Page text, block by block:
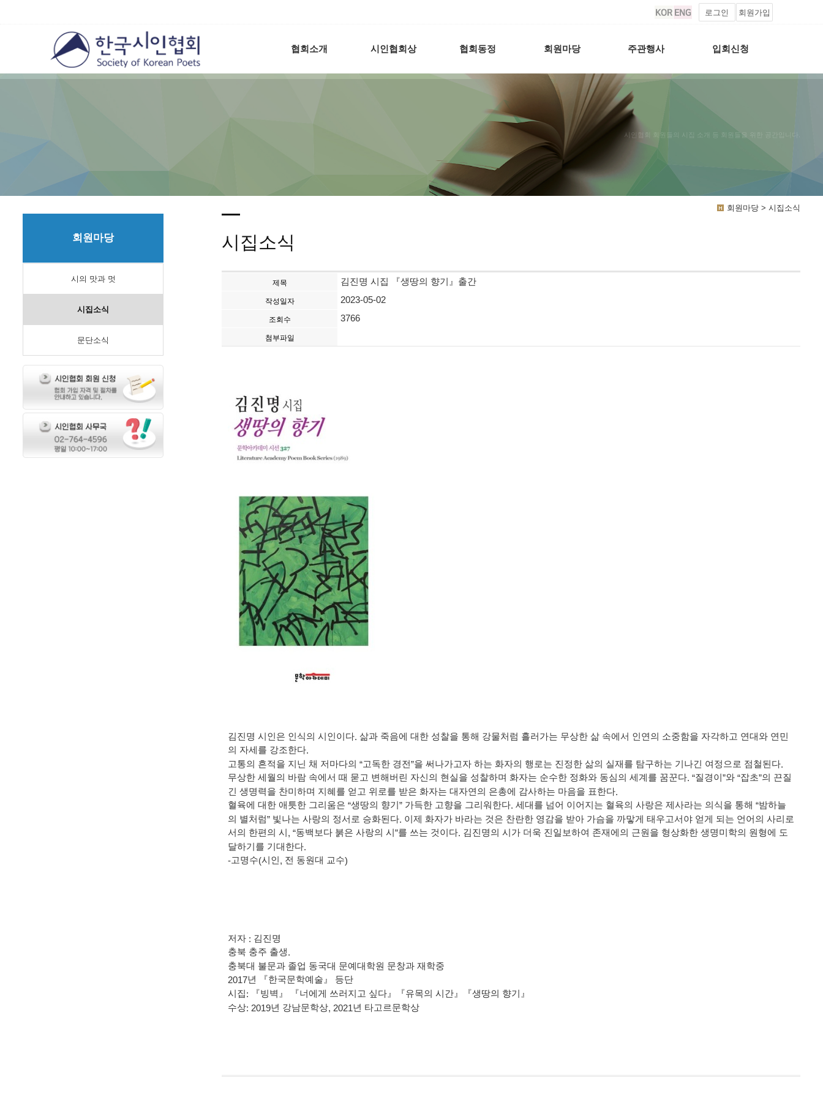
로그인 회원가입
협회소개 시인협회상 협회동정 회원마당 주관행사 입회신청
시인협회 회원들의 시집 소개 등 회원들을 위한 공간입니다.
회원마당 > 시집소식
회원마당
시의 맛과 멋
시집소식
문단소식
시집소식
제목 김진명 시집 『생땅의 향기』출간
작성일자 2023-05-02
조회수 3766
첨부파일
김진명 시인은 인식의 시인이다 삶과 죽음에 대한 성찰을 통해 강물처럼 흘러가는 무상한 삶 속에서 인연의 소중함을 자각하고 연대와 연민
의 자세를 강조한다.
고통의 흔적을 지닌 채 저마다의 “고독한 경전”을 써나가고자 하는 화자의 행로는 진정한 삶의 실재를 탐구하는 기나긴 여정으로 점철된다
무상한 세월의 바람 속에서 때 묻고 변해버린 자신의 현실을 성찰하며 화자는 순수한 정화와 동심의 세계를 꿈꾼다. “질경이 ”와 “잡초”의 끈질
긴 생명력을 찬미하며 지혜를 얻고 위로를 받은 화자는 대자연의 은총에 감사하는 마음을 표한다
혈육에 대한 애틋한 그리움은 “생땅의 향기 ” 가득한 고향을 그리워한다. 세대를 넘어 이어지는 혈육의 사랑은 제사라는 의식을 통해 “밤하늘
의 별처럼” 빛나는 사랑의 정서로 승화된다 이제 화자가 바라는 것은 찬란한 영감을 받아 가슴을 까맣게 태우고서야 얻게 되는 언어의 사리로
서의 한편의 시 , “동백보다 붉은 사랑의 시 ”를 쓰는 것이다. 김진명의 시가 더욱 진일보하여 존재에의 근원을 형상화한 생명미학의 원형에 도
달하기를 기대한다
-고명수(시인 , 전 동원대 교수)
저자 : 김진명
충북 충주 출생.
충북대 불문과 졸업 동국대 문예대학원 문창과 재학중
2017년 『한국문학예술 』 등단
시집: 『빙벽 』 『너에게 쓰러지고 싶다 』『유목의 시간 』『생땅의 향기 』
수상: 2019년 강남문학상 , 2021 년 타고르문학상